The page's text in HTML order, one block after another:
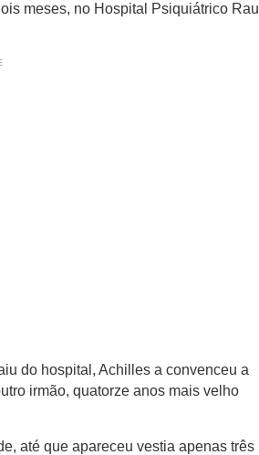
meses, no Hospital Psiquiátrico Raul
do hospital, Achilles a convenceu a
irmão, quatorze anos mais velho
até que apareceu vestia apenas três